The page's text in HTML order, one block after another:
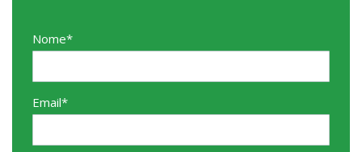
Nome*
Email*